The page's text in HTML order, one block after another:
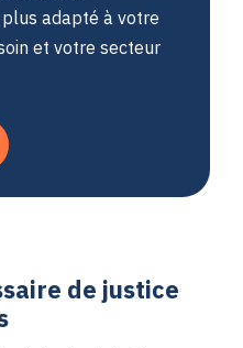
adapté à votre
et votre secteur
de justice